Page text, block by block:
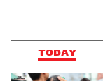
TODAY